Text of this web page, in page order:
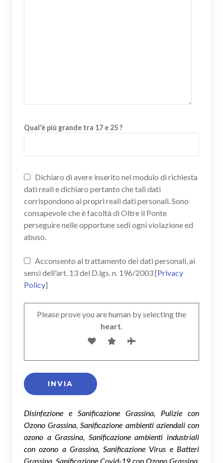
Qual'è più grande tra 17 e 25 ?
Dichiaro di avere inserito nel modulo di richiesta
dati reali e dichiaro pertanto che tali dati
corrispondono ai propri reali dati personali. Sono
consapevole che è facoltà di Oltre il Ponte
perseguire nelle opportune sedi ogni violazione ed
abuso.
Acconsento al trattamento dei dati personali, ai
sensi dell'art. 13 del D.lgs. n. 196/2003 [Privacy
Policy]
Please prove you are human by selecting the
heart.
Disinfezione e Sanificazione Grassina, Pulizie con
Ozono Grassina, Sanificazione ambienti aziendali con
ozono a Grassina, Sanificazione ambienti industriali
con ozono a Grassina, Sanificazione Virus e Batteri
Grassina, Sanificazione Covid-19 con Ozono Grassina,